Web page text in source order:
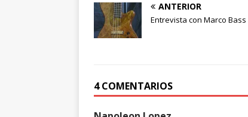
ANTERIOR
Entrevista con Marco
4 COMENTARIOS